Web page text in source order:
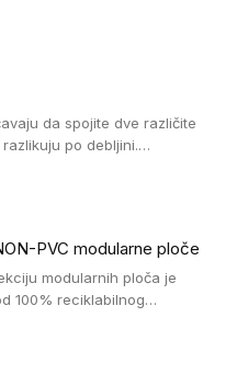
da spojite dve različite
po debljini.
PVC modularne ploče
modularnih ploča je
100% reciklabilnog